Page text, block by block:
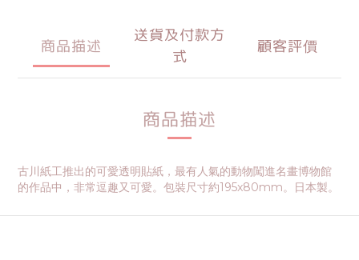
商品描述
送貨及付款方
式
顧客評價
商品描述
古川紙工推出的可愛透明貼紙，最有人氣的動物闖進名畫博物館
的作品中，非常逗趣又可愛。包裝尺寸約195x80mm。日本製。